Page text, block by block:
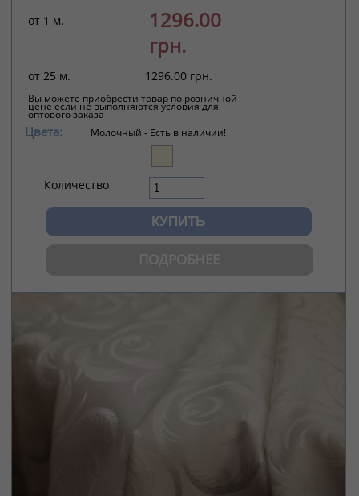
от 1 м.
1296.00
грн.
от 25 м. 1296.00 грн.
Вы можете приобрести товар по розничной
цене если не выполняются условия для
оптового заказа
Цвета: Молочный - Есть в наличии!
Количество